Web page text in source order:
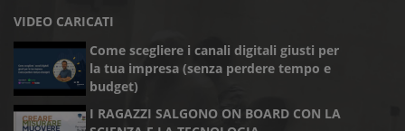
VIDEO CARICATI
Come scegliere i canali digitali giusti per
la tua impresa (senza perdere tempo e
budget)
I RAGAZZI SALGONO ON BOARD CON LA